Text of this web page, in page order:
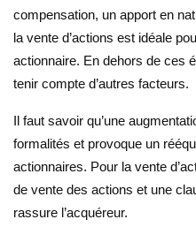
compensation, un apport en
la vente d’actions est idéale
actionnaire. En dehors de ces
tenir compte d’autres facteurs.
Il faut savoir qu’une
formalités et provoque un
actionnaires. Pour la vente
de vente des actions et une
rassure l’acquéreur.